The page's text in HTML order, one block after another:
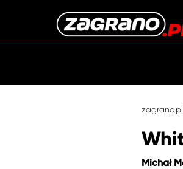
zagrano.pl
Michał